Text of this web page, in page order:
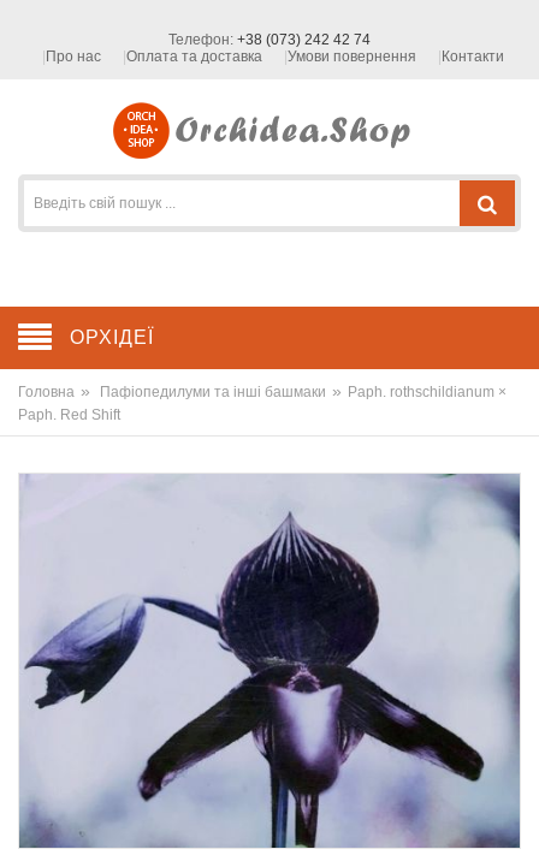
Телефон: +38 (073) 242 42 74
Про нас
Оплата та доставка Умови повернення Контакти
ОРХІДЕЇ
Головна » Пафіопедилуми та інші башмаки » Paph. rothschildianum ×
Paph. Red Shift